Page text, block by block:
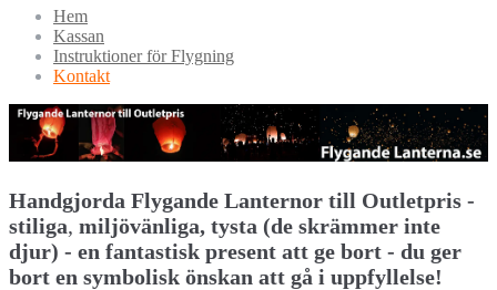
Hem
Kassan
Instruktioner för Flygning
Kontakt
Handgjorda Flygande Lanternor till Outletpris -
stiliga, miljövänliga, tysta (de skrämmer inte
djur) - en fantastisk present att ge bort - du ger
bort en symbolisk önskan att gå i uppfyllelse!